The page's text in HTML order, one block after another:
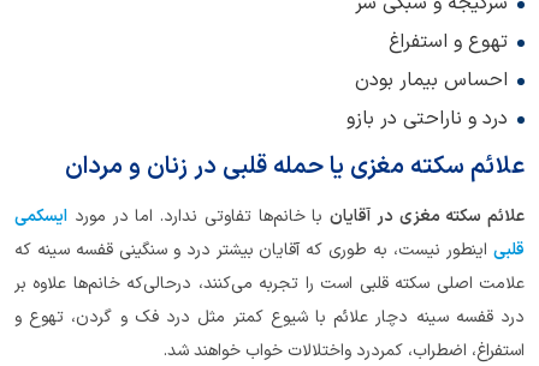
تهوع و استفراغ
احساس بیمار بودن
درد و ناراحتی در بازو
علائم سکته مغزی یا حمله قلبی در زنان و مردان
علائم سکته مغزی در آقایان با خانم‌ها تفاوتی ندارد. اما در مورد ایسکمی
قلبی اینطور نیست، به طوری که آقایان بیشتر درد و سنگینی قفسه سینه که
علامت اصلی سکته‌ قلبی است را تجربه می‌کنند، درحالی‌که خانم‌ها علاوه بر
درد قفسه سینه دچار علائم با شیوع کمتر مثل درد فک و گردن، تهوع و
استفراغ، اضطراب، کمردرد واختلالات خواب خواهند شد.